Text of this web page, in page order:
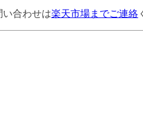
合わせは楽天市場までご連絡